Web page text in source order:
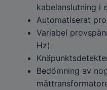
kabelanslutning i
Automatiserat
Variabel
Hz)
Bedömning av